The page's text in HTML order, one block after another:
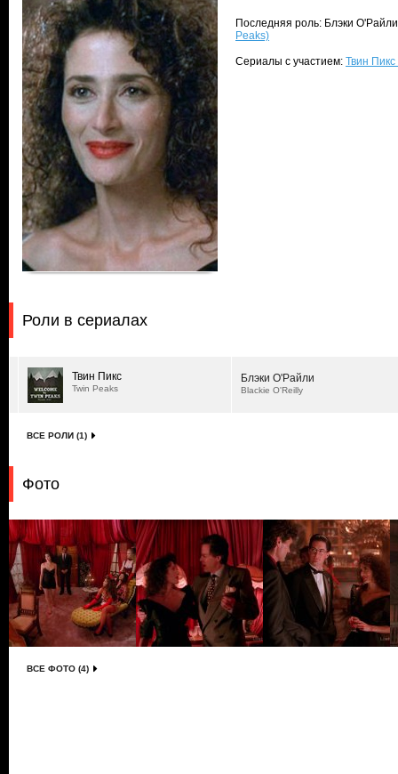
Последняя роль: Блэки
Peaks)
Сериалы с участием: Твин
Роли в сериалах
Твин Пикс
Twin Peaks
Блэки О'Райли
Blackie O'Reilly
ВСЕ РОЛИ (1)
Фото
ВСЕ ФОТО (4)